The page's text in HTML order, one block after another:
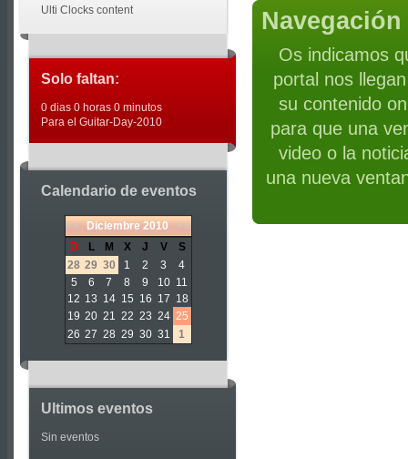
Ulti Clocks content
Solo faltan:
0 dias 0 horas 0 minutos
Para el Guitar-Day-2010
Calendario de eventos
« < Diciembre 2010 > »
D
L M X J V
S
28 29 30 1 2 3
4
5
6 7 8 9 10 11
12 13 14 15 16 17 18
19 20 21 22 23 24 25
26 27 28 29 30 31 1
Ultimos eventos
Sin eventos
Os indicamos
portal nos
su contenido
para que una
video o la
una nueva